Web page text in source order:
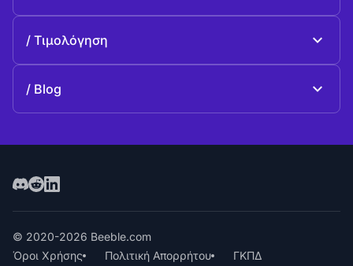
Ιστορία
Επικοινωνία
Τιμολόγηση
Blog
© 2020-2026 Beeble.com
Όροι Χρήσης
Πολιτική Απορρήτου ΓΚΠΔ